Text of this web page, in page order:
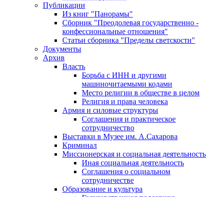
Публикации
Из книг "Панорамы"
Сборник "Преодолевая государственно -
конфессиональные отношения"
Статьи сборника "Пределы светскости"
Документы
Архив
Власть
Борьба с ИНН и другими
машиночитаемыми кодами
Место религии в обществе в целом
Религия и права человека
Армия и силовые структуры
Соглашения и практическое
сотрудничество
Выставки в Музее им. А.Сахарова
Криминал
Миссионерская и социальная деятельность
Иная социальная деятельность
Соглашения о социальном
сотрудничестве
Образование и культура